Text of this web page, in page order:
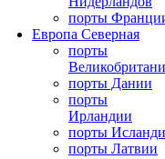
порты
Европа Северная
порты
порты Дании
порты
Ирландии
порты
порты Латвии